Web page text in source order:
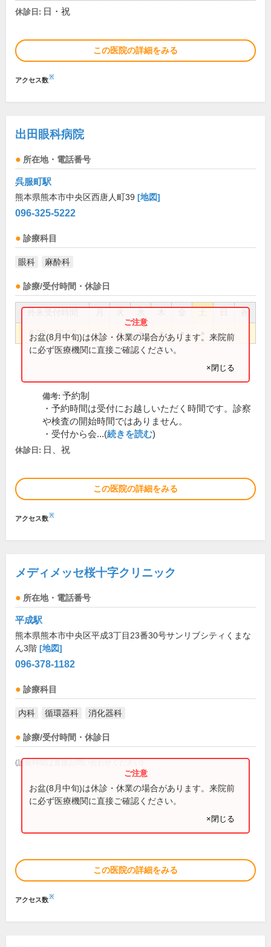
休診日: 日・祝
この医院の詳細をみる
アクセス数※
出田眼科病院
所在地・電話番号
呉服町駅
熊本県熊本市中央区西唐人町39 [地図]
096-325-5222
診療科目
眼科 麻酔科
診療/受付時間・休診日
祝
8:00～16:00 ● ● ● ● ●
お盆(8月中旬)は休診・休業の場合があります。来院前
に必ず医療機関に直接ご確認ください。
×閉じる
備考: 予約制
・予約時間は受付にお越しいただく時間です。診察
や検査の開始時間ではありません。
・受付から会...(続きを読む)
休診日: 日、祝
この医院の詳細をみる
アクセス数※
メディメッセ桜十字クリニック
所在地・電話番号
平成駅
熊本県熊本市中央区平成3丁目23番30号サンリブシティくまな
ん3階 [地図]
096-378-1182
診療科目
内科 循環器科 消化器科
診療/受付時間・休診日
(診療時間は直接お問い合わせください)
お盆(8月中旬)は休診・休業の場合があります。来院前
に必ず医療機関に直接ご確認ください。
×閉じる
この医院の詳細をみる
アクセス数※